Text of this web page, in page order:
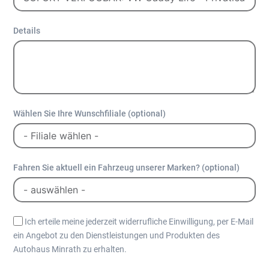
Details
Wählen Sie Ihre Wunschfiliale (optional)
Fahren Sie aktuell ein Fahrzeug unserer Marken? (optional)
Ich erteile meine jederzeit widerrufliche Einwilligung, per E-Mail
ein Angebot zu den Dienstleistungen und Produkten des
Autohaus Minrath zu erhalten.